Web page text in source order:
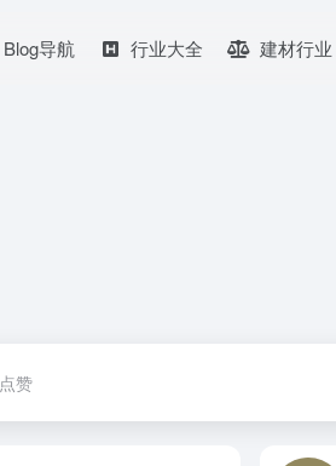
Blog导航 行业大全 建材行业
点赞